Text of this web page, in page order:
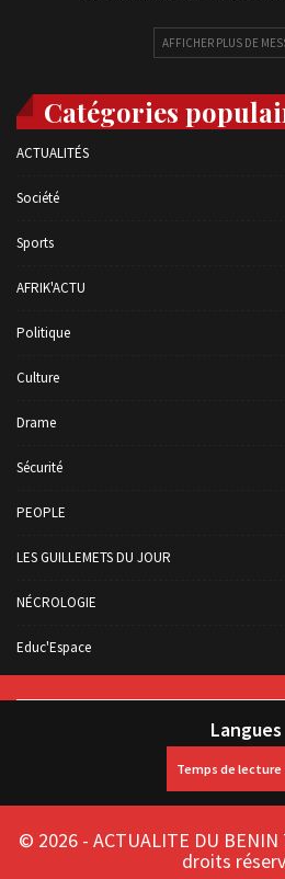
AFFICHER PLUS DE
Catégories
ACTUALITÉS
Société
Sports
AFRIK'ACTU
Politique
Culture
Drame
Sécurité
PEOPLE
LES GUILLEMETS DU JOUR
NÉCROLOGIE
Educ'Espace
Langues
© 2026 - ACTUALITE DU BENIN
droits